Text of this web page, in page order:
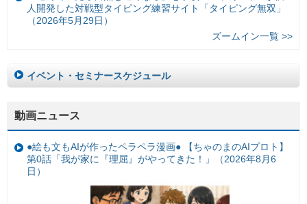
人開発した対戦型タイピング練習サイト「タイピング無双」
（2026年5月29日）
ズームイン一覧 >>
イベント・セミナースケジュール
動画ニュース
●絵も文もAIが作ったペラペラ漫画● 【ちゃのまのAIプロト】
第0話「我が家に『理屈』がやってきた！」（2026年8月6
日）